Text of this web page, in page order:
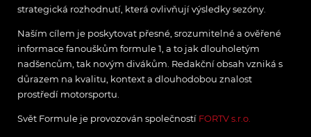
strategická rozhodnutí, která ovlivňují výsledky sezóny.
Naším cílem je poskytovat přesné, srozumitelné a ověřené
informace fanouškům formule 1, a to jak dlouholetým
nadšencům, tak novým divákům. Redakční obsah vzniká s
důrazem na kvalitu, kontext a dlouhodobou znalost
prostředí motorsportu.
Svět Formule je provozován společností FORTV s.r.o.